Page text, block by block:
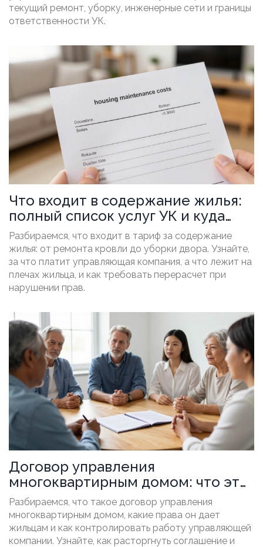
текущий ремонт, уборку, инженерные сети и границы
ответственности УК.
Что входит в содержание жилья:
полный список услуг УК и куда
уходят ваши деньги
Разбираемся, что входит в тариф за содержание
жилья: от ремонта кровли до уборки двора. Узнайте,
за что платит управляющая компания, а что лежит на
плечах жильца, и как требовать перерасчет при
нарушении прав.
Договор управления
многоквартирным домом: что это,
права жильцов и ключевые пункты
Разбираемся, что такое договор управления
многоквартирным домом, какие права он дает
жильцам и как контролировать работу управляющей
компании. Узнайте, как расторгнуть соглашение и